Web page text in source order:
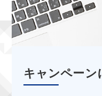
キャンペーン